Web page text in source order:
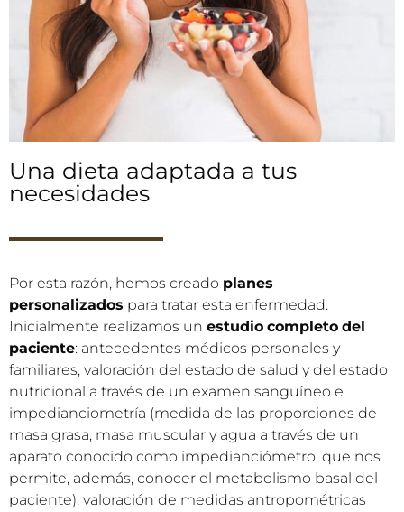
Una dieta adaptada a tus
necesidades
Por esta razón, hemos creado planes
personalizados para tratar esta enfermedad.
Inicialmente realizamos un estudio completo del
paciente: antecedentes médicos personales y
familiares, valoración del estado de salud y del estado
nutricional a través de un examen sanguíneo e
impedianciometría (medida de las proporciones de
masa grasa, masa muscular y agua a través de un
aparato conocido como impedianciómetro, que nos
permite, además, conocer el metabolismo basal del
paciente), valoración de medidas antropométricas